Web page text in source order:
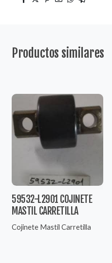
Productos similares
59532-L2901 COJINETE
MASTIL CARRETILLA
Cojinete Mastil Carretilla